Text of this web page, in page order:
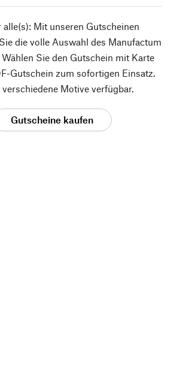
alle(s): Mit unseren Gutscheinen
die volle Auswahl des Manufactum
Sie den Gutschein mit Karte
Gutschein zum sofortigen Einsatz.
verschiedene Motive verfügbar.
Gutscheine kaufen